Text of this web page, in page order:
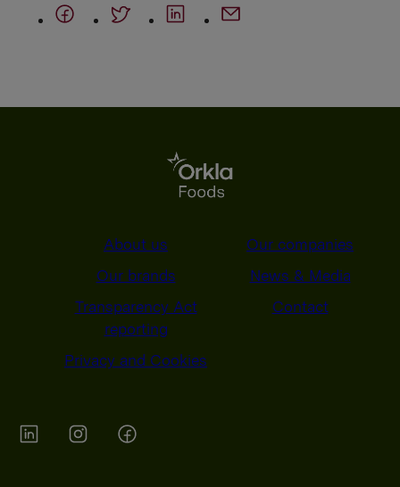
About us
Our companies
Our brands
News & Media
Transparency Act
reporting
Contact
Privacy and Cookies